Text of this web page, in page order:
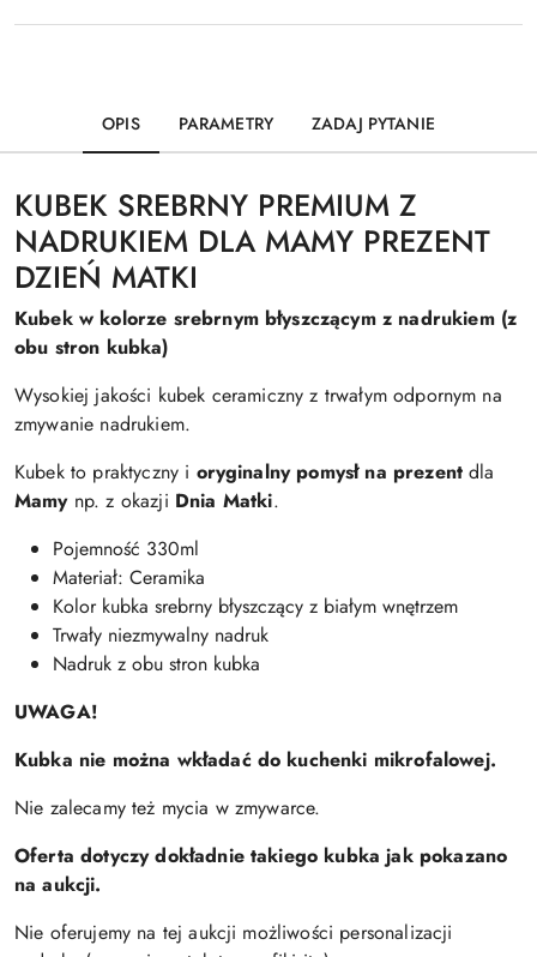
OPIS PARAMETRY ZADAJ PYTANIE
KUBEK SREBRNY PREMIUM Z
NADRUKIEM DLA MAMY PREZENT
DZIEŃ MATKI
Kubek w kolorze srebrnym błyszczącym z nadrukiem (z
obu stron kubka)
Wysokiej jakości kubek ceramiczny z trwałym odpornym na
zmywanie nadrukiem.
Kubek to praktyczny i oryginalny pomysł na prezent dla
Mamynp. z okazji Dnia Matki.
Pojemność 330ml
Materiał: Ceramika
Kolor kubka srebrny błyszczący z białym wnętrzem
Trwały niezmywalny nadruk
Nadruk z obu stron kubka
UWAGA!
Kubka nie można wkładać do kuchenki mikrofalowej.
Nie zalecamy też mycia w zmywarce.
Oferta dotyczy dokładnie takiego kubka jak pokazano
na aukcji.
Nie oferujemy na tej aukcji możliwości personalizacji